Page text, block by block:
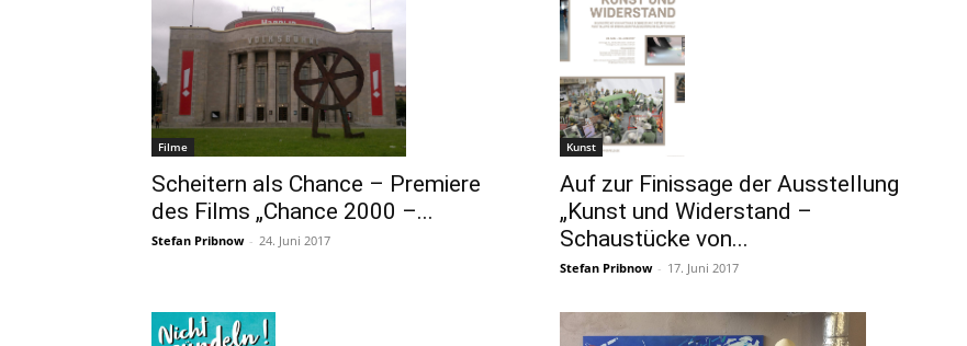
Filme
Scheitern als Chance – Premiere
des Films „Chance 2000 –...
Stefan Pribnow - 24. Juni 2017
Kunst
Auf zur Finissage der Ausstellung
„Kunst und Widerstand –
Schaustücke von...
Stefan Pribnow - 17. Juni 2017